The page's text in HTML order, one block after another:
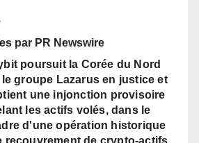
par PR Newswire
poursuit la Corée du Nord
le groupe Lazarus en justice et
une injonction provisoire
les actifs volés, dans le
d'une opération historique